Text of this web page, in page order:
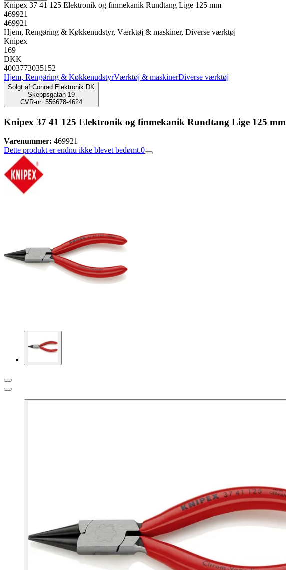
Knipex 37 41 125 Elektronik og finmekanik Rundtang Lige 125 mm
469921
469921
Hjem, Rengøring & Køkkenudstyr, Værktøj & maskiner, Diverse værktøj
Knipex
169
DKK
4003773035152
Hjem, Rengøring & KøkkenudstyrVærktøj & maskinerDiverse værktøj
Solgt af Conrad Elektronik DK
Skeppsgatan 19
CVR-nr: 556678-4624
Knipex 37 41 125 Elektronik og finmekanik Rundtang Lige 125 mm
Varenummer: 469921
Dette produkt er endnu ikke blevet bedømt.0